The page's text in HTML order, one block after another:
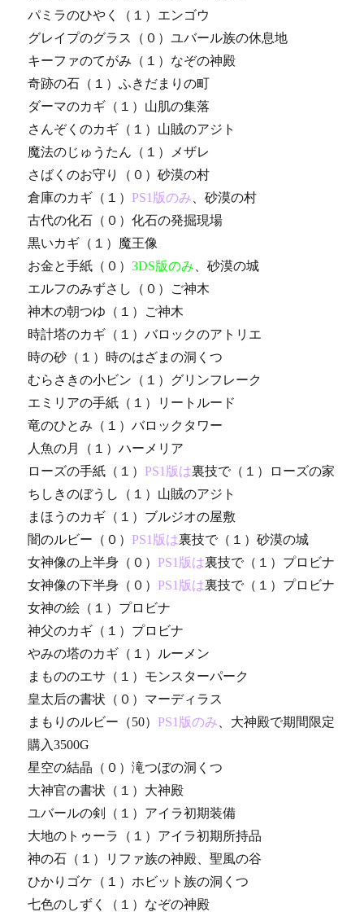
パミラのひやく（１）エンゴウ
グレイプのグラス（０）ユバール族の休息地
キーファのてがみ（１）なぞの神殿
奇跡の石（１）ふきだまりの町
ダーマのカギ（１）山肌の集落
さんぞくのカギ（１）山賊のアジト
魔法のじゅうたん（１）メザレ
さばくのお守り（０）砂漠の村
倉庫のカギ（１）PS1版のみ 、砂漠の村
古代の化石（０）化石の発掘現場
黒いカギ（１）魔王像
お金と手紙（０）3DS版のみ 、砂漠の城
エルフのみずさし（０）ご神木
神木の朝つゆ（１）ご神木
時計塔のカギ（１）バロックのアトリエ
時の砂（１）時のはざまの洞くつ
むらさきの小ビン（１）グリンフレーク
エミリアの手紙（１）リートルード
竜のひとみ（１）バロックタワー
人魚の月（１）ハーメリア
ローズの手紙（１）PS1版は裏技で（１）ローズの家
ちしきのぼうし（１）山賊のアジト
まほうのカギ（１）ブルジオの屋敷
闇のルビー（０）PS1版は裏技で（１）砂漠の城
女神像の上半身（０）PS1版は裏技で（１）プロビナ
女神像の下半身（０）PS1版は裏技で（１）プロビナ
女神の絵（１）プロビナ
神父のカギ（１）プロビナ
やみの塔のカギ（１）ルーメン
まもののエサ（１）モンスターパーク
皇太后の書状（０）マーディラス
まもりのルビー（50）PS1版のみ 、大神殿で期間限定
購入3500G
星空の結晶（０）滝つぼの洞くつ
大神官の書状（１）大神殿
ユバールの剣（１）アイラ初期装備
大地のトゥーラ（１）アイラ初期所持品
神の石（１）リファ族の神殿、聖風の谷
ひかりゴケ（１）ホビット族の洞くつ
七色のしずく（１）なぞの神殿